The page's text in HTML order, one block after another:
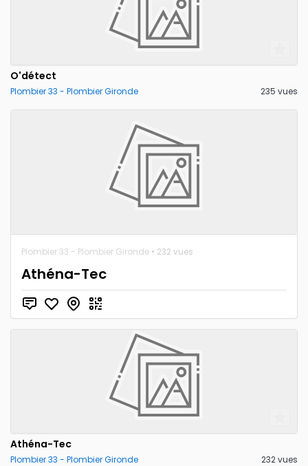
O'détect
Plombier 33 - Plombier Gironde 235 vues
Plombier 33 - Plombier Gironde • 232 vues
Athéna-Tec
Athéna-Tec
Plombier 33 - Plombier Gironde 232 vues